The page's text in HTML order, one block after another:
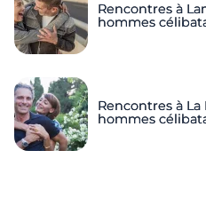
Rencontres à
hommes
Rencontres à
hommes